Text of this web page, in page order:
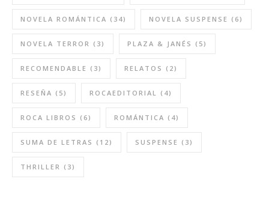
NOVELA ROMÁNTICA (34) NOVELA SUSPENSE (6)
NOVELA TERROR (3) PLAZA & JANÉS (5)
RECOMENDABLE (3) RELATOS (2)
RESEÑA (5) ROCAEDITORIAL (4)
ROCA LIBROS (6) ROMÁNTICA (4)
SUMA DE LETRAS (12) SUSPENSE (3)
THRILLER (3)